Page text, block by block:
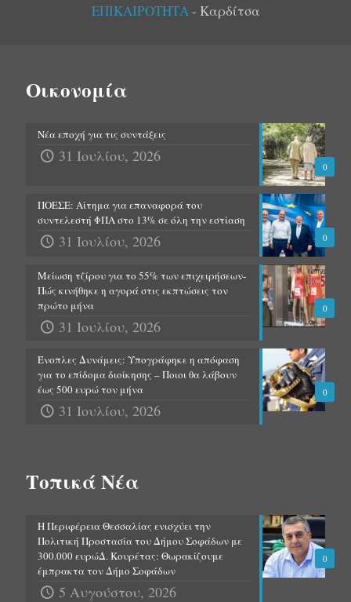
ΕΠΙΚΑΙΡΟΤΗΤΑ- Καρδίτσα
Οικονομία
0
Νέα εποχή για τις συντάξεις
31 Ιουλίου, 2026
0
ΠΟΕΣΕ: Αίτημα για επαναφορά του
συντελεστή ΦΠΑ στο 13% σε όλη την εστίαση
31 Ιουλίου, 2026
0
Μείωση τζίρου για το 55% των επιχειρήσεων-
Πώς κινήθηκε η αγορά στις εκπτώσεις τον
πρώτο μήνα
31 Ιουλίου, 2026
0
Ένοπλες Δυνάμεις: Υπογράφηκε η απόφαση
για το επίδομα διοίκησης – Ποιοι θα λάβουν
έως 500 ευρώ τον μήνα
31 Ιουλίου, 2026
Τοπικά Νέα
0
Η Περιφέρεια Θεσσαλίας ενισχύει την
Πολιτική Προστασία του Δήμου Σοφάδων με
300.000 ευρώΔ. Κουρέτας: Θωρακίζουμε
έμπρακτα τον Δήμο Σοφάδων
5 Αυγούστου, 2026